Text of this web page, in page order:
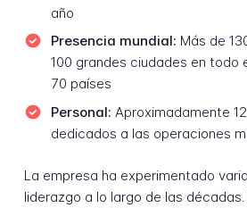
año
Presencia mundial: Más de
100 grandes ciudades en todo
70 países
Personal: Aproximadamente
dedicados a las operaciones
La empresa ha experimentado
liderazgo a lo largo de las décadas.